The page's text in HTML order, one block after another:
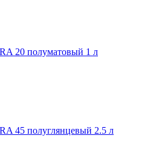
20 полуматовый 1 л
45 полуглянцевый 2.5 л